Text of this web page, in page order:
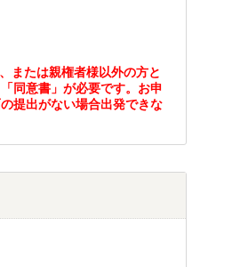
または親権者様以外の方と
同意書」が必要です。お申
提出がない場合出発できな